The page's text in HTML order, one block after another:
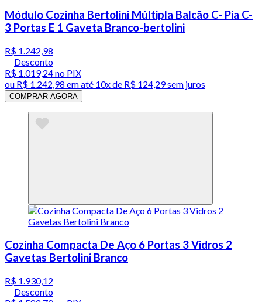
Módulo Cozinha Bertolini Múltipla Balcão C- Pia C-
3 Portas E 1 Gaveta Branco-bertolini
R$ 1.242,98
Desconto
R$ 1.019,24no PIX
ou R$ 1.242,98 em até 10x de R$ 124,29 sem juros
COMPRAR AGORA
Cozinha Compacta De Aço 6 Portas 3 Vidros 2
Gavetas Bertolini Branco
R$ 1.930,12
Desconto